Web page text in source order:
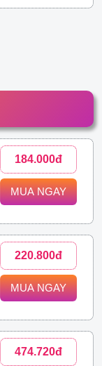
184.000đ
MUA NGAY
220.800đ
MUA NGAY
474.720đ